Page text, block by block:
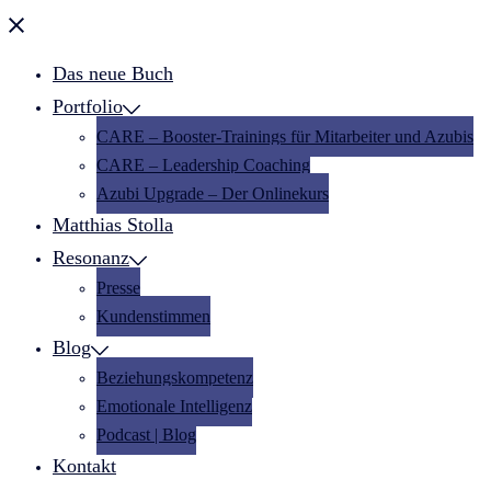
Menü
Das neue Buch
Portfolio
CARE – Booster-Trainings für Mitarbeiter und Azubis
CARE – Leadership Coaching
Azubi Upgrade – Der Onlinekurs
Matthias Stolla
Resonanz
Presse
Kundenstimmen
Blog
Beziehungskompetenz
Emotionale Intelligenz
Podcast | Blog
Kontakt